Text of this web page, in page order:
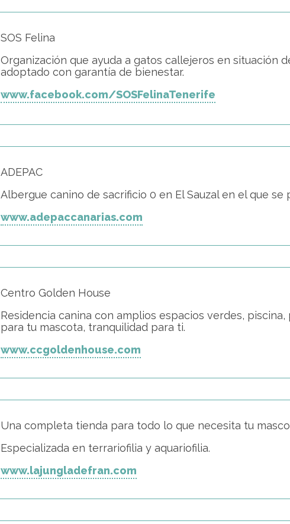
SOS Felina
Organización que ayuda a gatos callejeros en situación
adoptado con garantía de bienestar.
www.facebook.com/SOSFelinaTenerife
ADEPAC
Albergue canino de sacrificio 0 en El Sauzal en el que
www.adepaccanarias.com
Centro Golden House
Residencia canina con amplios espacios verdes,
para tu mascota, tranquilidad para ti.
www.ccgoldenhouse.com
Una completa tienda para todo lo que necesita tu
Especializada en terrariofilia y aquariofilia.
www.lajungladefran.com